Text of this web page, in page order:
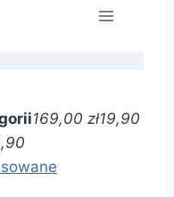
169,00 zł19,90